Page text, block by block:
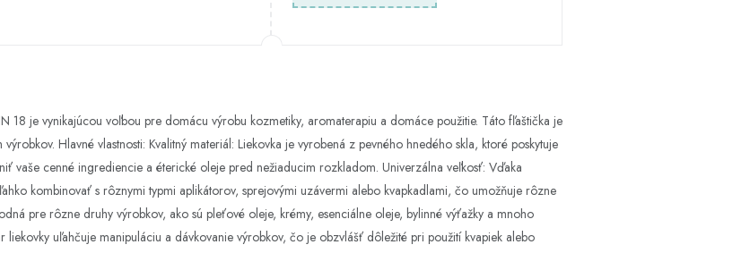
18 je vynikajúcou voľbou pre domácu výrobu kozmetiky, aromaterapiu a domáce použitie. Táto fľaštička je
Hlavné vlastnosti: Kvalitný materiál: Liekovka je vyrobená z pevného hnedého skla, ktoré poskytuje
vaše cenné ingrediencie a éterické oleje pred nežiaducim rozkladom. Univerzálna veľkosť: Vďaka
kombinovať s rôznymi typmi aplikátorov, sprejovými uzávermi alebo kvapkadlami, čo umožňuje rôzne
pre rôzne druhy výrobkov, ako sú pleťové oleje, krémy, esenciálne oleje, bylinné výťažky a mnoho
liekovky uľahčuje manipuláciu a dávkovanie výrobkov, čo je obzvlášť dôležité pri použití kvapiek alebo